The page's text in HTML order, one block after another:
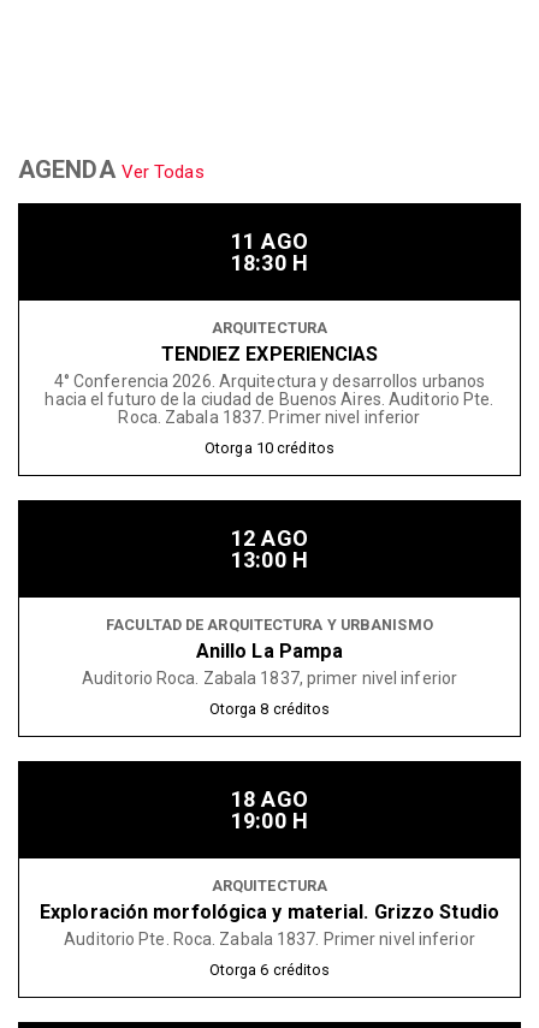
AGENDA Ver Todas
11 AGO
18:30 H
ARQUITECTURA
TENDIEZ EXPERIENCIAS
4° Conferencia 2026. Arquitectura y desarrollos urbanos
hacia el futuro de la ciudad de Buenos Aires. Auditorio Pte.
Roca. Zabala 1837. Primer nivel inferior
Otorga 10 créditos
12 AGO
13:00 H
FACULTAD DE ARQUITECTURA Y URBANISMO
Anillo La Pampa
Auditorio Roca. Zabala 1837, primer nivel inferior
Otorga8 créditos
18 AGO
19:00 H
ARQUITECTURA
Exploración morfológica y material. Grizzo Studio
Auditorio Pte. Roca. Zabala 1837. Primer nivel inferior
Otorga6 créditos